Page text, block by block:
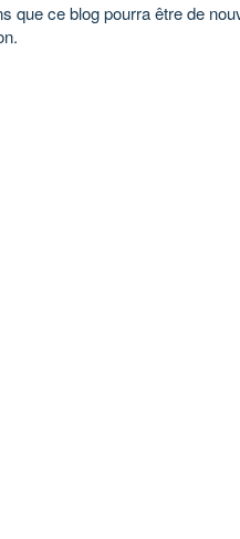
que ce blog pourra être de